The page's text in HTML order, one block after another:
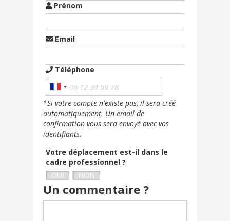
Prénom
Email
Téléphone
France
+33
*Si votre compte n'existe pas, il sera créé
automatiquement. Un email de
confirmation vous sera envoyé avec vos
identifiants.
Votre déplacement est-il dans le
cadre professionnel ?
OUI
NON
Un commentaire ?